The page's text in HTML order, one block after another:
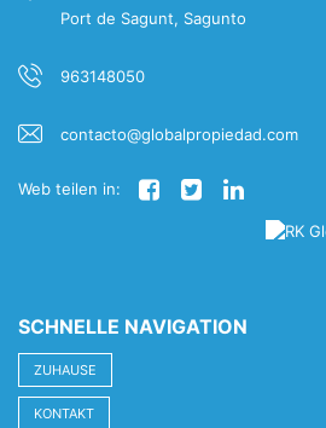
Port de Sagunt, Sagunto
963148050
contacto@globalpropiedad.com
Web teilen in:
SCHNELLE NAVIGATION
ZUHAUSE
KONTAKT